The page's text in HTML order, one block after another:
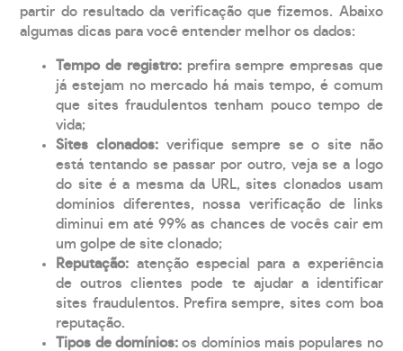
partir do resultado da verificação que fizemos. Abaixo
algumas dicas para você entender melhor os dados:
Tempo de registro: prefira sempre empresas que
já estejam no mercado há mais tempo, é comum
que sites fraudulentos tenham pouco tempo de
vida;
Sites clonados: verifique sempre se o site não
está tentando se passar por outro, veja se a logo
do site é a mesma da URL, sites clonados usam
domínios diferentes, nossa verificação de links
diminui em até 99% as chances de vocês cair em
um golpe de site clonado;
Reputação: atenção especial para a experiência
de outros clientes pode te ajudar a identificar
sites fraudulentos. Prefira sempre, sites com boa
reputação.
Tipos de domínios:os domínios mais populares no